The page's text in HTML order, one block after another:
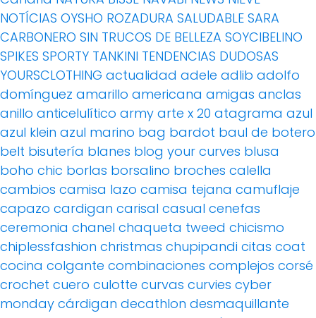
NOTÍCIAS OYSHO ROZADURA SALUDABLE SARA
CARBONERO SIN TRUCOS DE BELLEZA SOYCIBELINO
SPIKES SPORTY TANKINI TENDENCIAS DUDOSAS
YOURSCLOTHING actualidad adele adlib adolfo
domínguez amarillo americana amigas anclas
anillo anticelulítico army arte x 20 atagrama azul
azul klein azul marino bag bardot baul de botero
belt bisutería blanes blog your curves blusa
boho chic borlas borsalino broches calella
cambios camisa lazo camisa tejana camuflaje
capazo cardigan carisal casual cenefas
ceremonia chanel chaqueta tweed chicismo
chiplessfashion christmas chupipandi citas coat
cocina colgante combinaciones complejos corsé
crochet cuero culotte curvas curvies cyber
monday cárdigan decathlon desmaquillante